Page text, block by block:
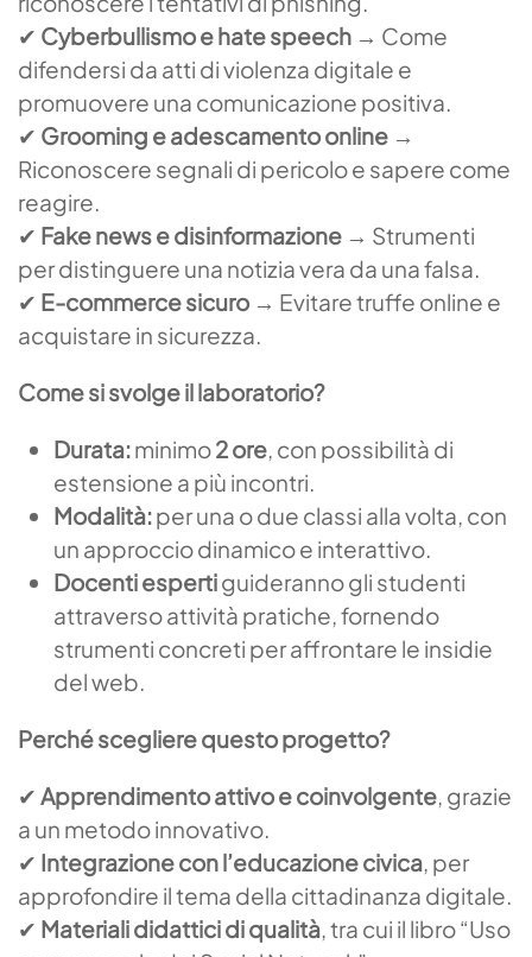
✔ Cyberbullismo e hate speech → Come
difendersi da atti di violenza digitale e
promuovere una comunicazione positiva.
✔ Grooming e adescamento online →
Riconoscere segnali di pericolo e sapere come
reagire.
✔ Fake news e disinformazione → Strumenti
per distinguere una notizia vera da una falsa.
✔ E-commerce sicuro→ Evitare truffe online e
acquistare in sicurezza.
Come si svolge il laboratorio?
Durata:minimo2 ore, con possibilità di
estensione a più incontri.
Modalità:per una o due classi alla volta, con
un approccio dinamico e interattivo.
Docenti espertiguideranno gli studenti
attraverso attività pratiche, fornendo
strumenti concreti per affrontare le insidie
del web.
Perchéscegliere questo progetto?
✔ Apprendimento attivo e coinvolgente, grazie
a un metodo innovativo.
✔ Integrazione con l’educazione civica, per
approfondire il tema della cittadinanza digitale.
✔ Materiali didattici di qualità, tra cui il libro “Uso